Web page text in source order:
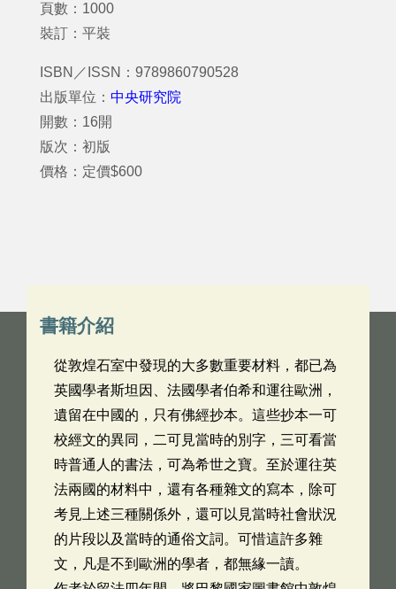
頁數：1000
裝訂：平裝
ISBN／ISSN：9789860790528
出版單位： 中央研究院
開數：16開
版次：初版
價格：定價$600
書籍介紹
從敦煌石室中發現的大多數重要材料，都已為
英國學者斯坦因、法國學者伯希和運往歐洲，
遺留在中國的，只有佛經抄本。這些抄本一可
校經文的異同，二可見當時的別字，三可看當
時普通人的書法，可為希世之寶。至於運往英
法兩國的材料中，還有各種雜文的寫本，除可
考見上述三種關係外，還可以見當時社會狀況
的片段以及當時的通俗文詞。可惜這許多雜
文，凡是不到歐洲的學者，都無緣一讀。